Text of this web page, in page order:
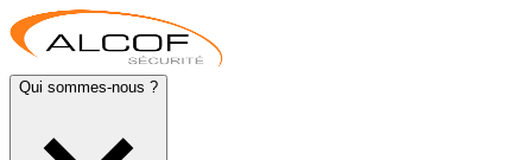
Qui sommes-nous ?